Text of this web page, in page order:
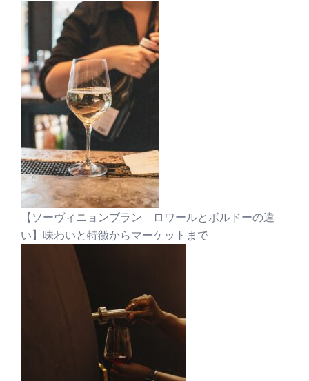
【ソーヴィニョンブラン ロワールとボルドーの違
い】味わいと特徴からマーケットまで